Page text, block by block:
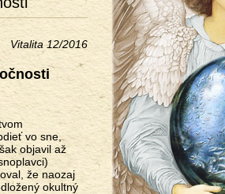
Vitalita 12/2016
vo sne,
objavil až
že naozaj
okultný